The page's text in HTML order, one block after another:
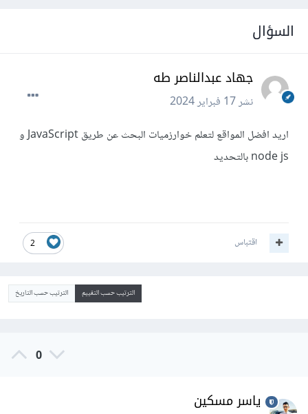
السؤال
جهاد عبدالناصر طه
نشر17 فبراير 2024
اريد افضل المواقع لتعلم خوارزميات البحث عن طريق JavaScript و
node js بالتحديد
2 اقتباس
الترتيب حسب التقييم الترتيب حسب التاريخ
0
ياسر مسكين